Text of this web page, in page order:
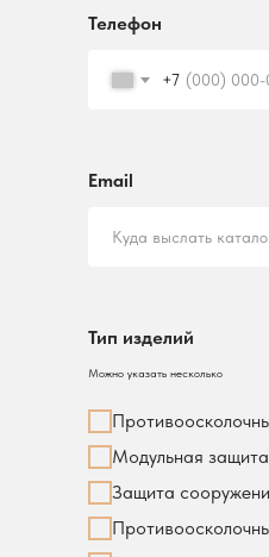
Телефон
+7
Email
Куда выслать
Тип изделий
Можно указать несколько
Модульная
Защита